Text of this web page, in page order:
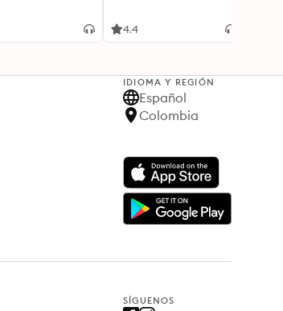
4.4
IDIOMA Y REGIÓN
Español
Colombia
SÍGUENOS